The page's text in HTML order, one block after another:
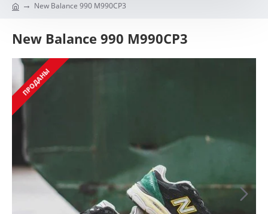
New Balance 990 M990CP3
New Balance 990 M990CP3
ПРОДАНЫ